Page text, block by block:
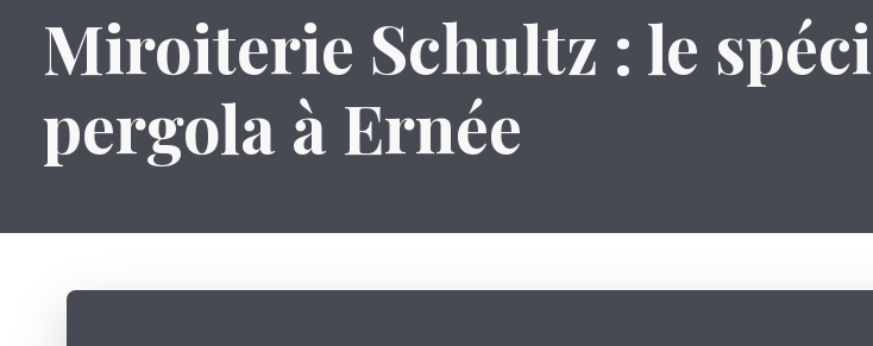
Miroiterie Schultz : le
pergola à Ernée